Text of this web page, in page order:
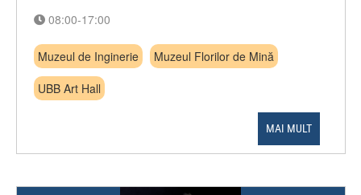
08:00-17:00
Muzeul de Inginerie
Muzeul Florilor de Mină
UBB Art Hall
MAI MULT